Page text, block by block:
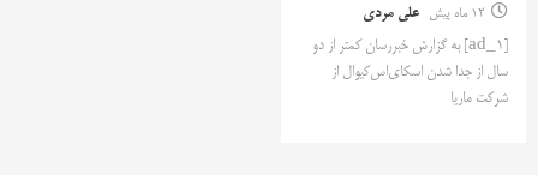
12 ماه پیش
علی مردی
[ad_1] به گزارش خبررسان کمتر از دو
سال از جدا شدن اسکای‌اس‌کیو‌ال از
شرکت ماریا